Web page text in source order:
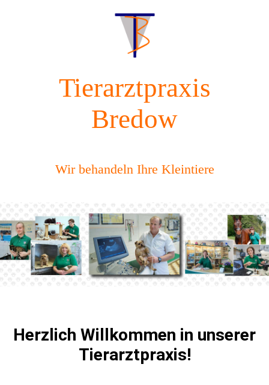
Tierarztpraxis
Bredow
Wir behandeln Ihre Kleintiere
Herzlich Willkommen in unserer
Tierarztpraxis!